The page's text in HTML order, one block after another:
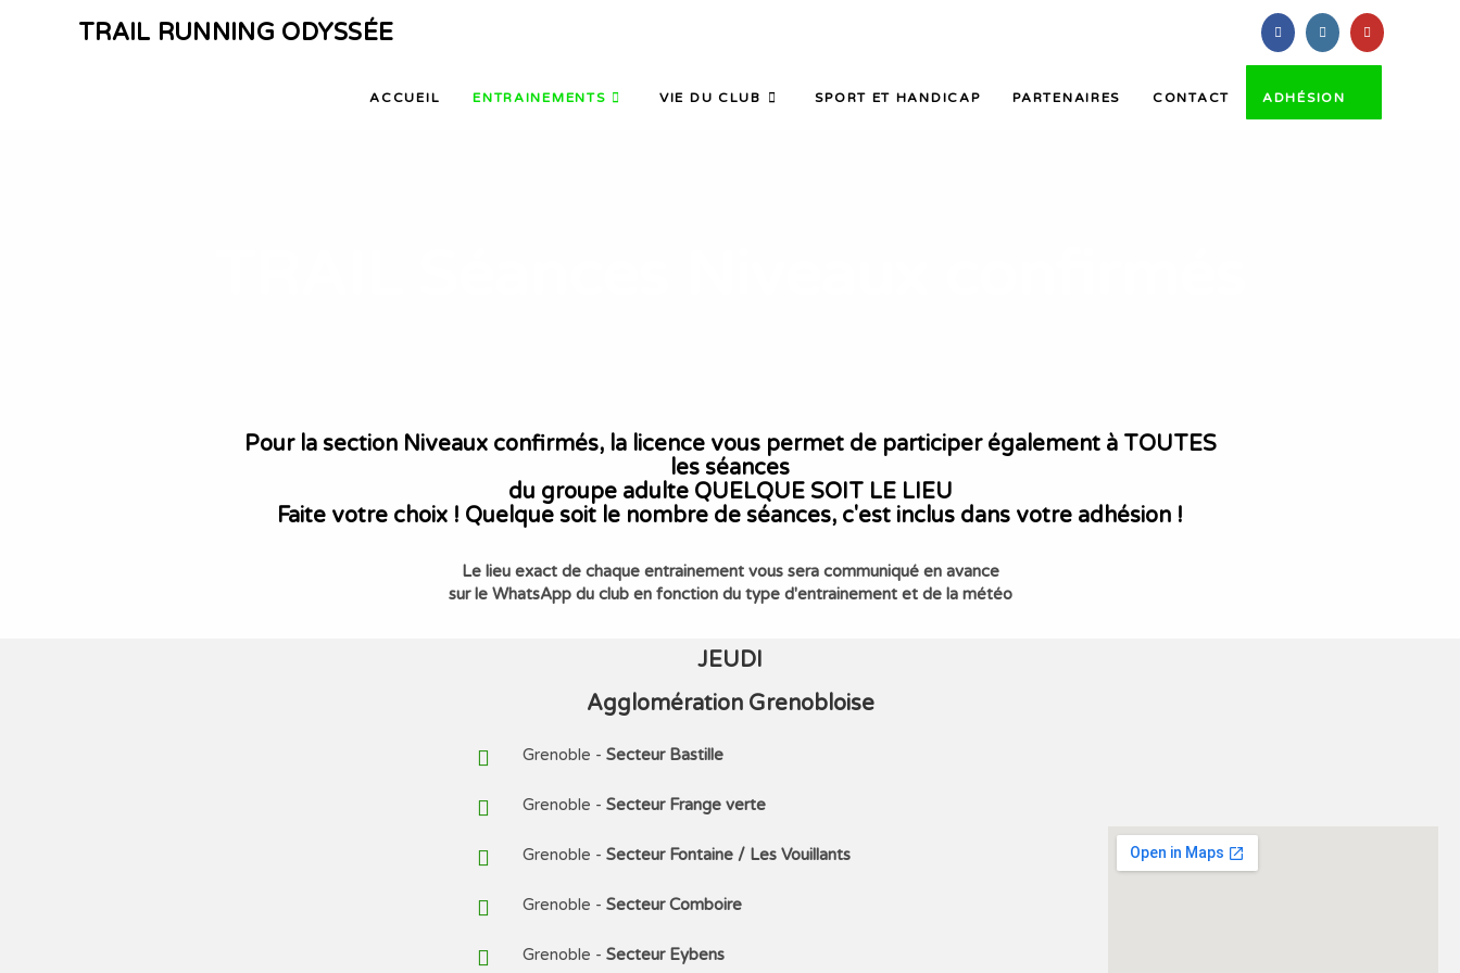
TRAIL RUNNING ODYSSÉE
ACCUEIL ENTRAINEMENTS VIE DU CLUB SPORT ET HANDICAP PARTENAIRES CONTACT ADHÉSION
Pour la section Niveaux confirmés, la licence vous permet de participer également à TOUTES
les séances
du groupe adulte QUELQUE SOIT LE LIEU
Faite votre choix ! Quelque soit le nombre de séances, c'est inclus dans votre adhésion !
Le lieu exact de chaque entrainement vous sera communiqué en avance
sur le WhatsApp du club en fonction du type d'entrainement et de la météo
JEUDI
Agglomération Grenobloise
Grenoble - Secteur Bastille
Grenoble - Secteur Frange verte
Grenoble - Secteur Fontaine / Les Vouillants
Grenoble - Secteur Comboire
Grenoble - Secteur Eybens